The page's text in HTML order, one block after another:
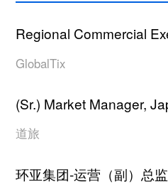
GlobalTix
道旅
环亚集团-运营（副）总监